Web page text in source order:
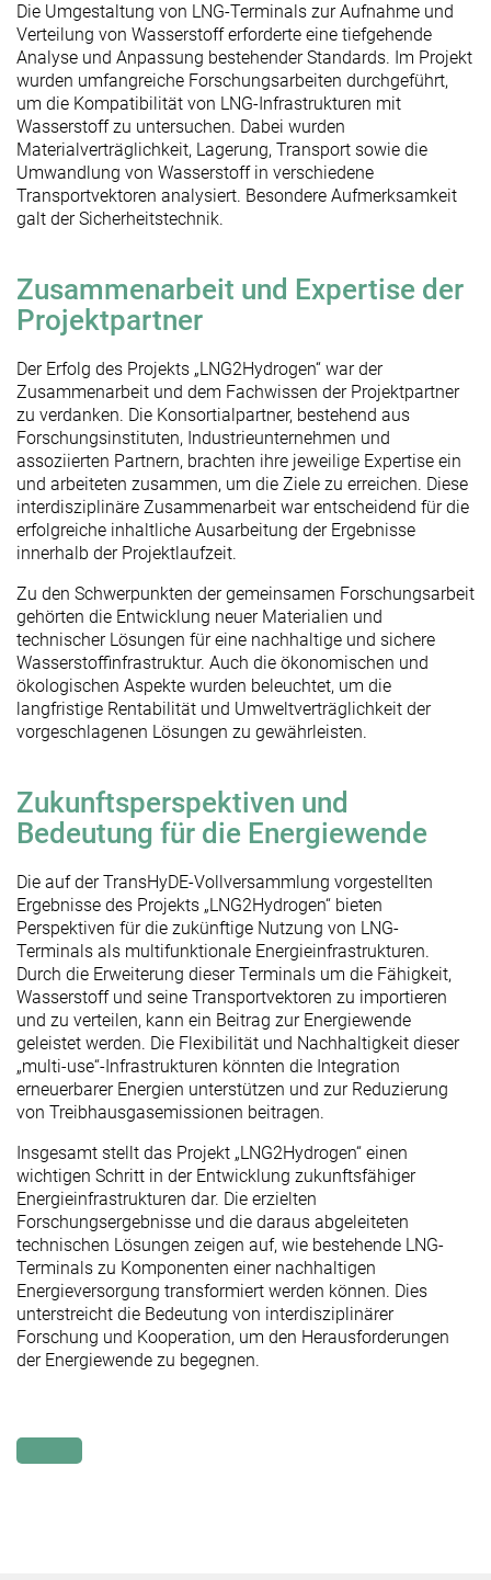
Die Umgestaltung von LNG-Terminals zur Aufnahme und
Verteilung von Wasserstoff erforderte eine tiefgehende
Analyse und Anpassung bestehender Standards. Im Projekt
wurden umfangreiche Forschungsarbeiten durchgeführt,
um die Kompatibilität von LNG-Infrastrukturen mit
Wasserstoff zu untersuchen. Dabei wurden
Materialverträglichkeit, Lagerung, Transport sowie die
Umwandlung von Wasserstoff in verschiedene
Transportvektoren analysiert. Besondere Aufmerksamkeit
galt der Sicherheitstechnik.
Zusammenarbeit und Expertise der
Projektpartner
Der Erfolg des Projekts „LNG2Hydrogen“ war der
Zusammenarbeit und dem Fachwissen der Projektpartner
zu verdanken. Die Konsortialpartner, bestehend aus
Forschungsinstituten, Industrieunternehmen und
assoziierten Partnern, brachten ihre jeweilige Expertise ein
und arbeiteten zusammen, um die Ziele zu erreichen. Diese
interdisziplinäre Zusammenarbeit war entscheidend für die
erfolgreiche inhaltliche Ausarbeitung der Ergebnisse
innerhalb der Projektlaufzeit.
Zu den Schwerpunkten der gemeinsamen Forschungsarbeit
gehörten die Entwicklung neuer Materialien und
technischer Lösungen für eine nachhaltige und sichere
Wasserstoffinfrastruktur. Auch die ökonomischen und
ökologischen Aspekte wurden beleuchtet, um die
langfristige Rentabilität und Umweltverträglichkeit der
vorgeschlagenen Lösungen zu gewährleisten.
Zukunftsperspektiven und
Bedeutung für die Energiewende
Die auf der TransHyDE-Vollversammlung vorgestellten
Ergebnisse des Projekts „LNG2Hydrogen“ bieten
Perspektiven für die zukünftige Nutzung von LNG-
Terminals als multifunktionale Energieinfrastrukturen.
Durch die Erweiterung dieser Terminals um die Fähigkeit,
Wasserstoff und seine Transportvektoren zu importieren
und zu verteilen, kann ein Beitrag zur Energiewende
geleistet werden. Die Flexibilität und Nachhaltigkeit dieser
„multi-use“-Infrastrukturen könnten die Integration
erneuerbarer Energien unterstützen und zur Reduzierung
von Treibhausgasemissionen beitragen.
Insgesamt stellt das Projekt „LNG2Hydrogen“ einen
wichtigen Schritt in der Entwicklung zukunftsfähiger
Energieinfrastrukturen dar. Die erzielten
Forschungsergebnisse und die daraus abgeleiteten
technischen Lösungen zeigen auf, wie bestehende LNG-
Terminals zu Komponenten einer nachhaltigen
Energieversorgung transformiert werden können. Dies
unterstreicht die Bedeutung von interdisziplinärer
Forschung und Kooperation, um den Herausforderungen
der Energiewende zu begegnen.